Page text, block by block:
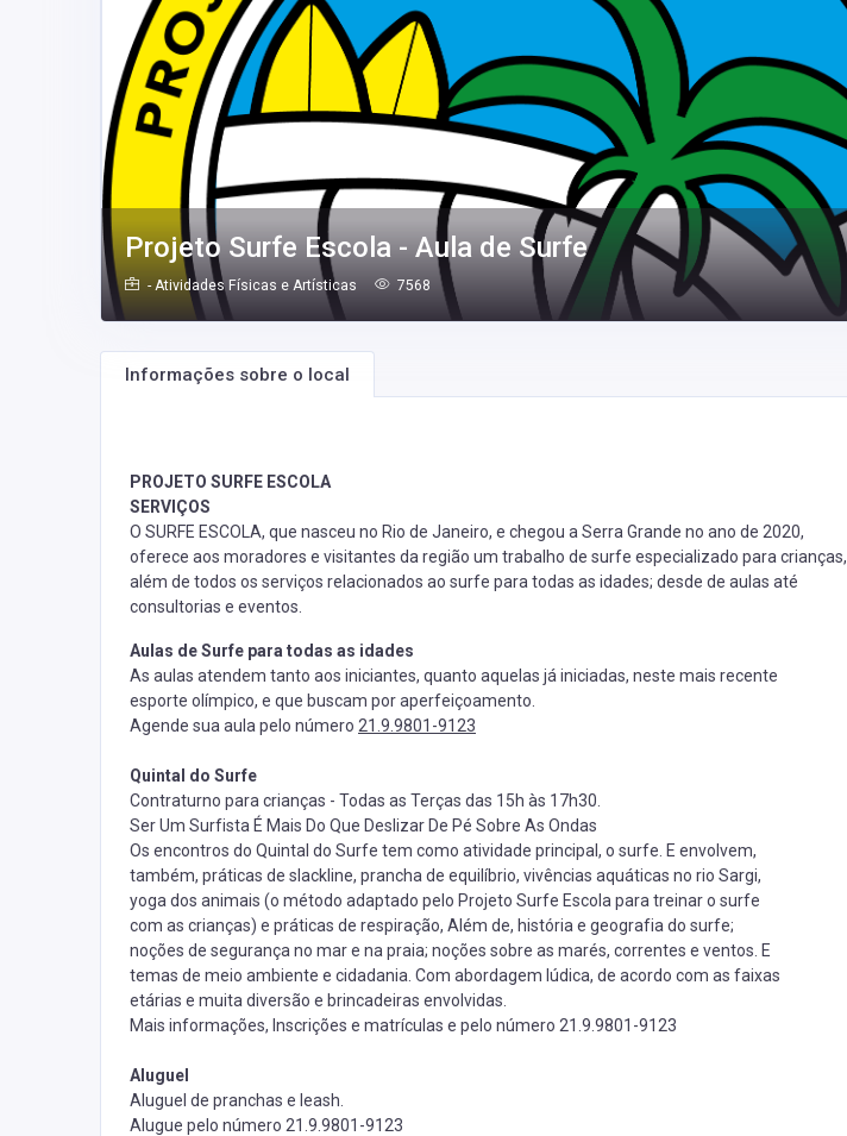
Projeto Surfe Escola - Aula de Surfe
- Atividades Físicas e Artísticas 7568
Informações sobre o local
PROJETO SURFE ESCOLA
SERVIÇOS
O SURFE ESCOLA, que nasceu no Rio de Janeiro, e chegou a Serra Grande no ano de 2020,
oferece aos moradores e visitantes da região um trabalho de surfe especializado para crianças,
além de todos os serviços relacionados ao surfe para todas as idades; desde de aulas até
consultorias e eventos.
Aulas de Surfe para todas as idades
As aulas atendem tanto aos iniciantes, quanto aquelas já iniciadas, neste mais recente
esporte olímpico, e que buscam por aperfeiçoamento.
Agende sua aula pelo número 21.9.9801-9123
Quintal do Surfe
Contraturno para crianças - Todas as Terças das 15h às 17h30.
Ser Um Surfista É Mais Do Que Deslizar De Pé Sobre As Ondas
Os encontros do Quintal do Surfe tem como atividade principal, o surfe. E envolvem,
também, práticas de slackline, prancha de equilíbrio, vivências aquáticas no rio Sargi,
yoga dos animais (o método adaptado pelo Projeto Surfe Escola para treinar o surfe
com as crianças) e práticas de respiração, Além de, história e geografia do surfe;
noções de segurança no mar e na praia; noções sobre as marés, correntes e ventos. E
temas de meio ambiente e cidadania. Com abordagem lúdica, de acordo com as faixas
etárias e muita diversão e brincadeiras envolvidas.
Mais informações, Inscrições e matrículas e pelo número 21.9.9801-9123
Aluguel
Aluguel de pranchas e leash.
Alugue pelo número 21.9.9801-9123